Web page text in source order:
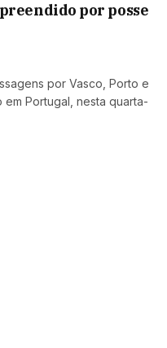
por posse
por Vasco, Porto e
Portugal, nesta quarta-